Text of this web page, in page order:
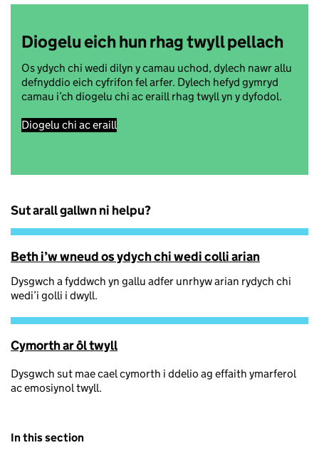
Diogelu eich hun rhag twyll pellach
Os ydych chi wedi dilyn y camau uchod, dylech nawr allu
defnyddio eich cyfrifon fel arfer. Dylech hefyd gymryd
camau i’ch diogelu chi ac eraill rhag twyll yn y dyfodol.
Diogelu chi ac eraill
Sut arall gallwn ni helpu?
Beth i’w wneud os ydych chi wedi colli arian
Dysgwch a fyddwch yn gallu adfer unrhyw arian rydych chi
wedi’i golli i dwyll.
Cymorth ar ôl twyll
Dysgwch sut mae cael cymorth i ddelio ag effaith ymarferol
ac emosiynol twyll.
In this section